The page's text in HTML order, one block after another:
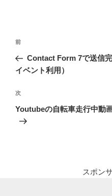
投
ナ
ゲ
ー
シ
前
の
投
前
Contact Form 7で送信
イベント利用）
次
の
次
Youtubeの自転車走行中動
スポン